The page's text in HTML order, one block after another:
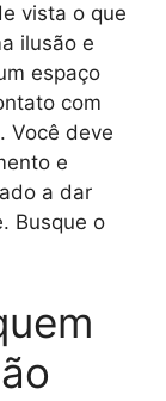
vista o que
ilusão e
espaço
com
Você deve
e
a dar
Busque o